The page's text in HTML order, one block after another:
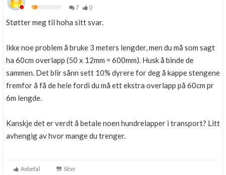
7
0
Støtter meg til hoha sitt svar.
Ikke noe problem å bruke 3 meters lengder, men du må som sagt
ha 60cm overlapp (50 x 12mm = 600mm). Husk å binde de
sammen. Det blir sånn sett 10% dyrere for deg å kappe stengene
fremfor å få de hele fordi du må ett ekstra overlapp på 60cm pr
6m lengde.
Kanskje det er verdt å betale noen hundrelapper i transport? Litt
avhengig av hvor mange du trenger.
Anbefal Siter